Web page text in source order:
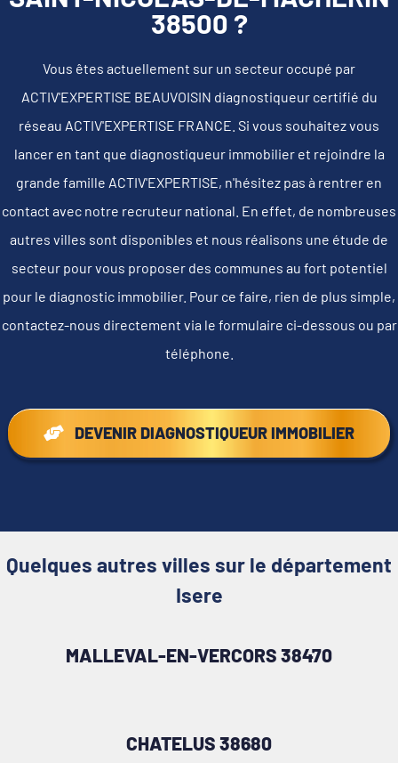
38500 ?
Vous êtes actuellement sur un secteur occupé par
ACTIV'EXPERTISE BEAUVOISIN diagnostiqueur certifié du
réseau ACTIV'EXPERTISE FRANCE. Si vous souhaitez vous
lancer en tant que diagnostiqueur immobilier et rejoindre la
grande famille ACTIV'EXPERTISE, n'hésitez pas à rentrer en
contact avec notre recruteur national. En effet, de nombreuses
autres villes sont disponibles et nous réalisons une étude de
secteur pour vous proposer des communes au fort potentiel
pour le diagnostic immobilier. Pour ce faire, rien de plus simple,
contactez-nous directement via le formulaire ci-dessous ou par
téléphone.
DEVENIR DIAGNOSTIQUEUR IMMOBILIER
Quelques autres villes sur le département
Isere
MALLEVAL-EN-VERCORS 38470
CHATELUS 38680